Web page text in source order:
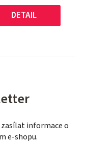
DETAIL
informace o
e-shopu.